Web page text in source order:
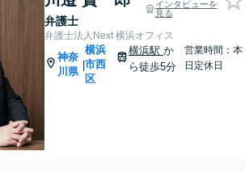
弁護士
インタビューを
見る
弁護士法人Next 横浜オフィス
神奈
川県
|
横浜
市西
区
横浜駅 か
ら徒歩5分
営業時間：本
日定休日